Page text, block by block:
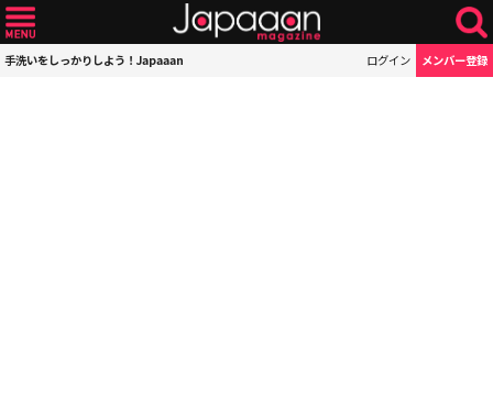
手洗いをしっかりしよう！Japaaan ログイン メンバー登録